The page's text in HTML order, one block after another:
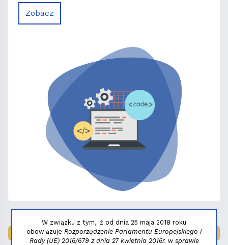
Zobacz
LAUREAT NAGRODY:MAŁY FENIKS 2025
W związku z tym, iż od dnia 25 maja 2018 roku
obowiązuje Rozporządzenie Parlamentu Europejskiego i
Rady (UE) 2016/679 z dnia 27 kwietnia 2016r. w sprawie